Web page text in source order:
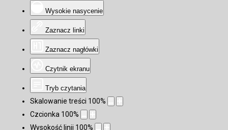
Wysokie nasycenie
Zaznacz linki
Zaznacz nagłówki
Czytnik ekranu
Tryb czytania
Skalowanie treści 100%
Czcionka 100%
Wysokość linii 100%